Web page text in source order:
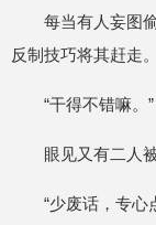
每当有人妄图
反制技巧将其赶走。
“干得不错嘛。”
眼见又有二人
“少废话，专心